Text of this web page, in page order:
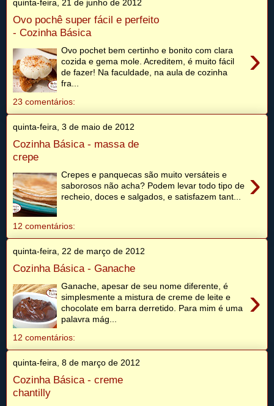
quinta-feira, 21 de junho de 2012
Ovo pochê super fácil e perfeito
- Cozinha Básica
›
Ovo pochet bem certinho e bonito com clara
cozida e gema mole. Acreditem, é muito fácil
de fazer! Na faculdade, na aula de cozinha
fra...
23 comentários:
quinta-feira, 3 de maio de 2012
Cozinha Básica - massa de
crepe
›
Crepes e panquecas são muito versáteis e
saborosos não acha? Podem levar todo tipo de
recheio, doces e salgados, e satisfazem tant...
12 comentários:
quinta-feira, 22 de março de 2012
Cozinha Básica - Ganache
›
Ganache, apesar de seu nome diferente, é
simplesmente a mistura de creme de leite e
chocolate em barra derretido. Para mim é uma
palavra mág...
12 comentários:
quinta-feira, 8 de março de 2012
Cozinha Básica - creme
chantilly